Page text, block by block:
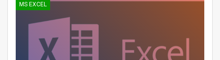
MS EXCEL